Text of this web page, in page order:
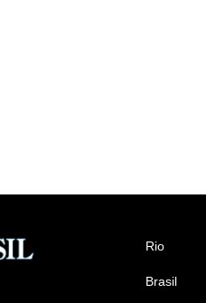
Rio
Brasil